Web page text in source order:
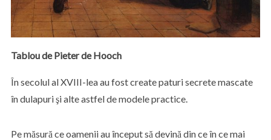
Tablou de Pieter de Hooch
În secolul al XVIII-lea au fost create paturi secrete mascate
în dulapuri şi alte astfel de modele practice.
Pe măsură ce oamenii au început să devină din ce în ce mai